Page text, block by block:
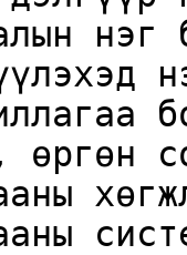
нэг
өргөн